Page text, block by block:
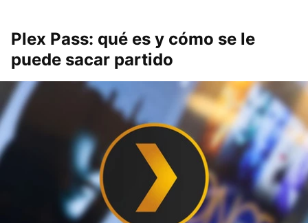
Plex Pass: qué es y cómo se le
puede sacar partido